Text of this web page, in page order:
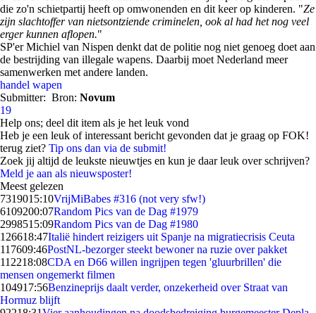
die zo'n schietpartij heeft op omwonenden en dit keer op kinderen. "Ze
zijn slachtoffer van nietsontziende criminelen, ook al had het nog veel
erger kunnen aflopen."
SP'er Michiel van Nispen denkt dat de politie nog niet genoeg doet aan
de bestrijding van illegale wapens. Daarbij moet Nederland meer
samenwerken met andere landen.
handel wapen
Submitter: Bron: Novum
19
Help ons; deel dit item als je het leuk vond
Heb je een leuk of interessant bericht gevonden dat je graag op FOK!
terug ziet? Tip ons dan via de submit!
Zoek jij altijd de leukste nieuwtjes en kun je daar leuk over schrijven?
Meld je aan als nieuwsposter!
Meest gelezen
7319015:10VrijMiBabes #316 (not very sfw!)
6109200:07Random Pics van de Dag #1979
2998515:09Random Pics van de Dag #1980
126618:47Italië hindert reizigers uit Spanje na migratiecrisis Ceuta
117609:46PostNL-bezorger steekt bewoner na ruzie over pakket
112218:08CDA en D66 willen ingrijpen tegen 'gluurbrillen' die
mensen ongemerkt filmen
104917:56Benzineprijs daalt verder, onzekerheid over Straat van
Hormuz blijft